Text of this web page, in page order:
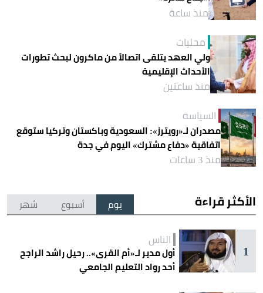
منذ ساعة
محليات
ولي العهد يتلقى اتصالاً من ماكرون لبحث تطورات
الأحداث الإقليمية
منذ ساعتين
السياسة
مصدران لـ«رويترز»: السعودية وباكستان وتركيا ستوقع
اتفاقية «دفاع مشترك» اليوم في جدة
منذ 3 ساعات
الأكثر قراءة يوم أسبوع شهر
1
الناس
أول مدير لـ«أم القرى».. رحيل راشد الراجح
أحد رواد التعليم الجامعي